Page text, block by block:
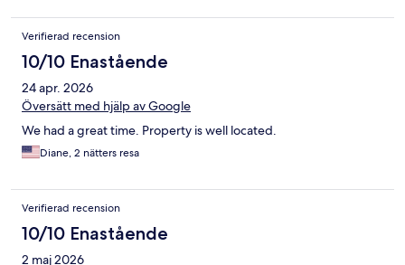
Verifierad recension
10/10 Enastående
24 apr. 2026
Översätt med hjälp av Google
We had a great time. Property is well located.
Diane, 2 nätters resa
Verifierad recension
10/10 Enastående
2 maj 2026